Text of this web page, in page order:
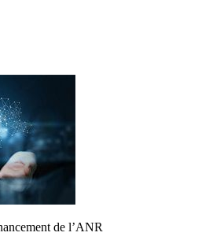
de l’ANR